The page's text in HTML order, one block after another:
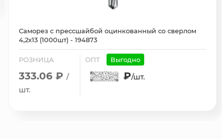
Саморез с прессшайбой оцинкованный со сверлом
4,2х13 (1000шт) - 194873
РОЗНИЦА
333.06 ₽ /
шт.
ОПТ Выгодно
₽/шт.